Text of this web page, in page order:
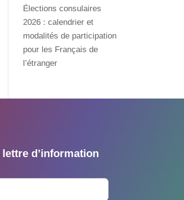
Élections consulaires
2026 : calendrier et
modalités de participation
pour les Français de
l’étranger
d’information